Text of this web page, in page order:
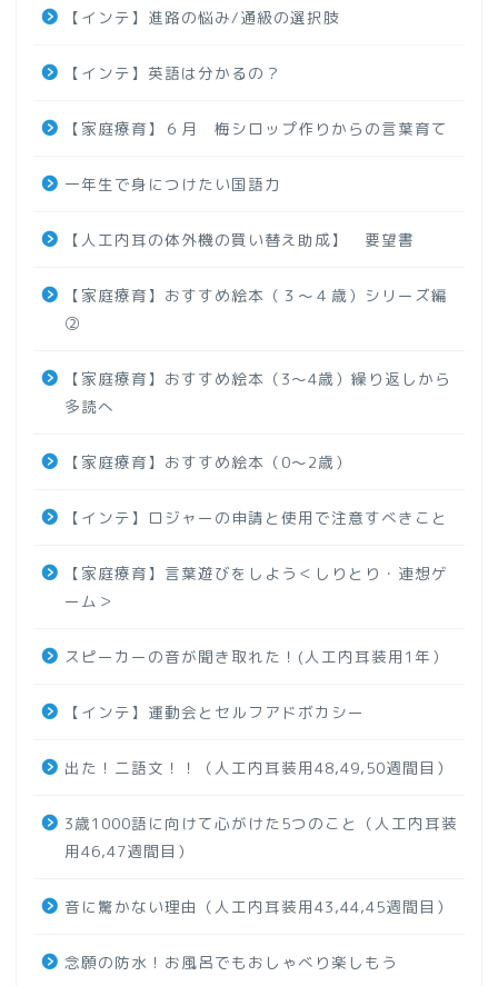
【インテ】進路の悩み/通級の選択肢
【インテ】英語は分かるの？
【家庭療育】６月 梅シロップ作りからの言葉育て
一年生で身につけたい国語力
【人工内耳の体外機の買い替え助成】 要望書
【家庭療育】おすすめ絵本（３～４歳）シリーズ編
②
【家庭療育】おすすめ絵本（3～4歳）繰り返しから
多読へ
【家庭療育】おすすめ絵本（0～2歳）
【インテ】ロジャーの申請と使用で注意すべきこと
【家庭療育】言葉遊びをしよう＜しりとり・連想ゲ
ーム＞
スピーカーの音が聞き取れた！(人工内耳装用1年）
【インテ】運動会とセルフアドボカシー
出た！二語文！！（人工内耳装用48,49,50週間目）
3歳1000語に向けて心がけた5つのこと（人工内耳装
用46,47週間目）
音に驚かない理由（人工内耳装用43,44,45週間目）
念願の防水！お風呂でもおしゃべり楽しもう